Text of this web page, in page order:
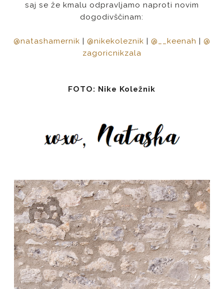
saj se že kmalu odpravljamo naproti novim
dogodivščinam:
@natashamernik @nikekoleznik @__keenah
@
zagoricnikzala
FOTO: Nike Koležnik